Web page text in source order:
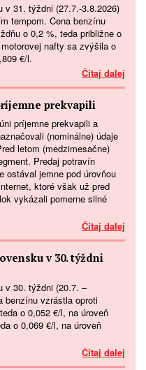
v 31. týždni (27.7.-3.8.2026)
tempom. Cena benzínu
o 0,2 %, teda približne o
nafty sa zvýšila o
€/l.
Čítaj dalej
prekvapili
príjemne prekvapili a
(nominálne) údaje
letom (medzimesačne)
Predaj potravín
ostával jemne pod úrovňou
ktoré však už pred
vykázali pomerne silné
Čítaj dalej
v 30. týždni
v 30. týždni (20.7. –
benzínu vzrástla oproti
o 0,052 €/l, na úroveň
o 0,069 €/l, na úroveň
Čítaj dalej